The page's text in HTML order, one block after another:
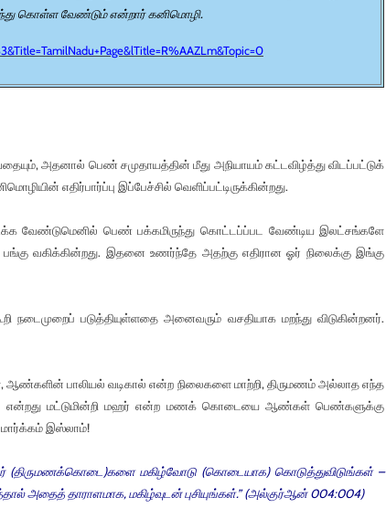
கொள்ள வேண்டும் என்றார் கனிமொழி.
அதனால் பெண் சமுதாயத்தின் மீது அநியாயம் கட்டவிழ்த்து விடப்பட்டுக்
எதிர்பார்ப்பு இப்பேச்சில் வெளிப்பட்டிருக்கின்றது.
வேண்டுமெனில் பெண் பக்கமிருந்து கொட்டப்ப்பட வேண்டிய இலட்சங்களே
வகிக்கின்றது. இதனை உணர்ந்தே அதற்கு எதிரான ஓர் நிலைக்கு இங்கு
படுத்தியுள்ளதை அனைவரும் வசதியாக மறந்து விடுகின்றனர்.
பாலியல் வடிகால் என்ற நிலைகளை மாற்றி, திருமணம் அல்லாத எந்த
என்றது மட்டுமின்றி மஹர் என்ற மணக் கொடையை ஆண்கள் பெண்களுக்கு
இஸ்லாம்!
மகிழ்வோடு (கொடையாக) கொடுத்துவிடுங்கள் –
அதைத் தாராளமாக, மகிழ்வுடன் புசியுங்கள்.” (அல்குர்ஆன் 004:004)